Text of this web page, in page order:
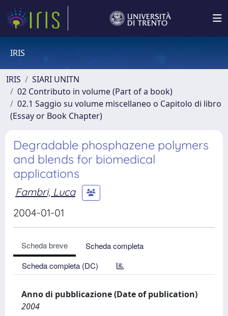
IRIS
IRIS
SIARI UNITN
02 Contributo in volume (Part of a book)
02.1 Saggio su volume miscellaneo o Capitolo di libro
(Essay or Book Chapter)
Degradable phosphazene polymers
and blends for biomedical
applications
Fambri, Luca
2004-01-01
Scheda breve
Scheda completa
Scheda completa (DC)
Anno di pubblicazione (Date of publication)
2004